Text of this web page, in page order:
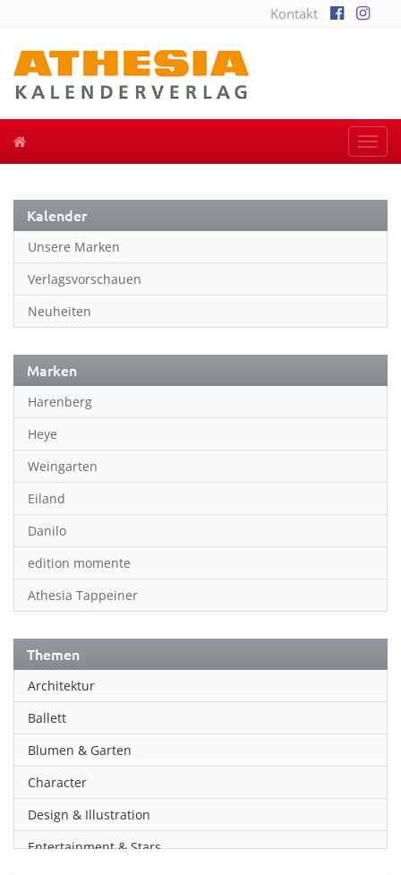
Kontakt
Kalender
Unsere Marken
Verlagsvorschauen
Neuheiten
Marken
Harenberg
Heye
Weingarten
Eiland
Danilo
edition momente
Athesia Tappeiner
Themen
Architektur
Ballett
Blumen & Garten
Character
Design & Illustration
Entertainment & Stars